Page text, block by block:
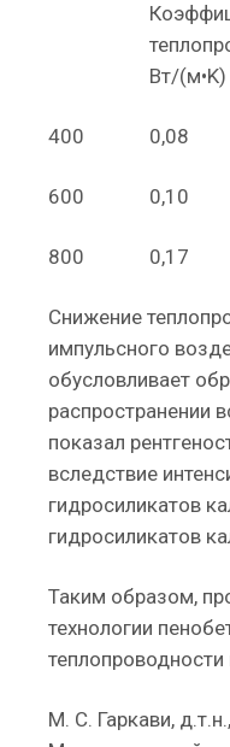
Вт/(м•K)
400 0,08
600 0,10
800 0,17
Снижение
импульсного
обусловливает
распространении
показал
вследствие
гидросиликатов
гидросиликатов
Таким образом,
технологии
М. С. Гаркави,